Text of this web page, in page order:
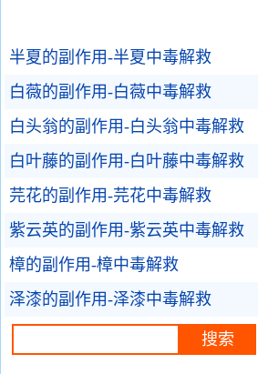
半夏的副作用-半夏中毒解救
白薇的副作用-白薇中毒解救
白头翁的副作用-白头翁中毒解救
白叶藤的副作用-白叶藤中毒解救
芫花的副作用-芫花中毒解救
紫云英的副作用-紫云英中毒解救
樟的副作用-樟中毒解救
泽漆的副作用-泽漆中毒解救